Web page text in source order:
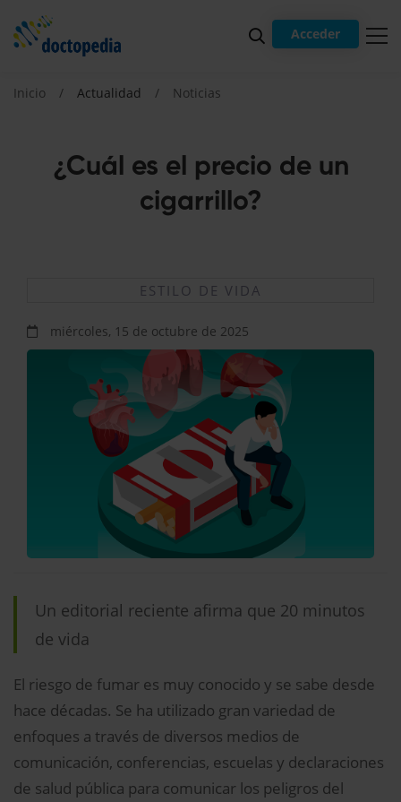
Acceder
¿Cuál es el precio de un
cigarrillo?
Inicio Actualidad Noticias
ESTILO DE VIDA
miércoles, 15 de octubre de 2025
Un editorial reciente afirma que 20 minutos
de vida
El riesgo de fumar es muy conocido y se sabe desde
hace décadas. Se ha utilizado gran variedad de
enfoques a través de diversos medios de
comunicación, conferencias, escuelas y declaraciones
de salud pública para comunicar los peligros del